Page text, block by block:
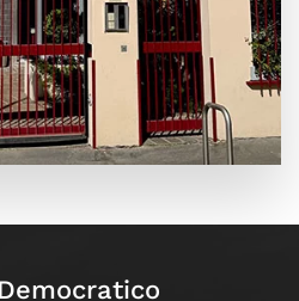
Leaflet|©OpenStreetMap